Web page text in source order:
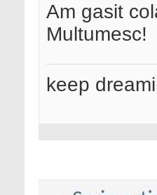
Am gasit
Multumesc!
keep